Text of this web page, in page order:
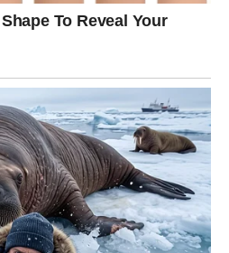
odgovor koji dugo čekaju.